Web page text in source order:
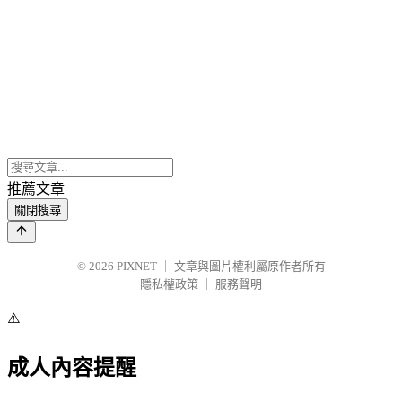
推薦文章
關閉搜尋
© 2026 PIXNET
文章與圖片權利屬原作者所有
隱私權政策
服務聲明
⚠️
成人內容提醒